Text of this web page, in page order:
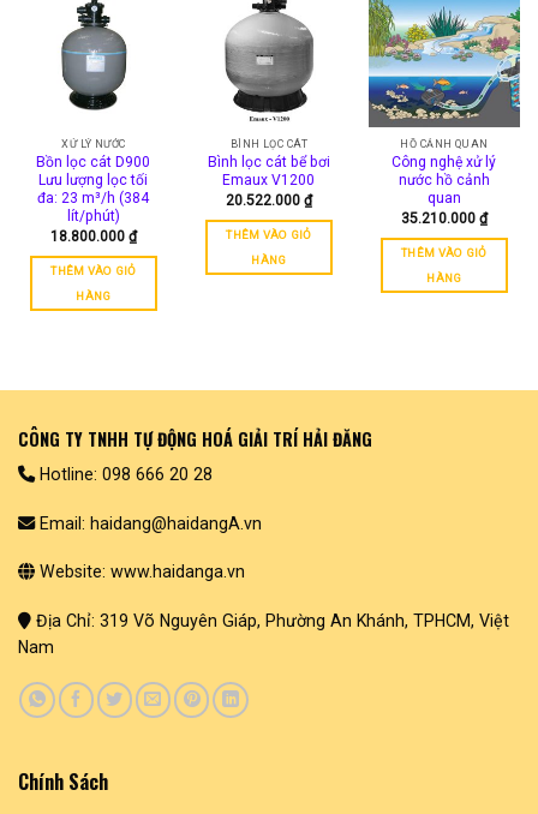
XỬ LÝ NƯỚC
Bồn lọc cát D900
Lưu lượng lọc tối
đa: 23 m³/h (384
lít/phút)
18.800.000 ₫
THÊM VÀO GIỎ
HÀNG
BÌNH LỌC CÁT
Bình lọc cát bể bơi
Emaux V1200
20.522.000 ₫
THÊM VÀO GIỎ
HÀNG
HỒ CẢNH QUAN
Công nghệ xử lý
nước hồ cảnh
quan
35.210.000 ₫
THÊM VÀO GIỎ
HÀNG
CÔNG TY TNHH TỰ ĐỘNG HOÁ GIẢI TRÍ HẢI ĐĂNG
Hotline: 098 666 20 28
Email: haidang@haidangA.vn
Website: www.haidanga.vn
Địa Chỉ: 319 Võ Nguyên Giáp, Phường An Khánh, TPHCM, Việt
Nam
Chính Sách